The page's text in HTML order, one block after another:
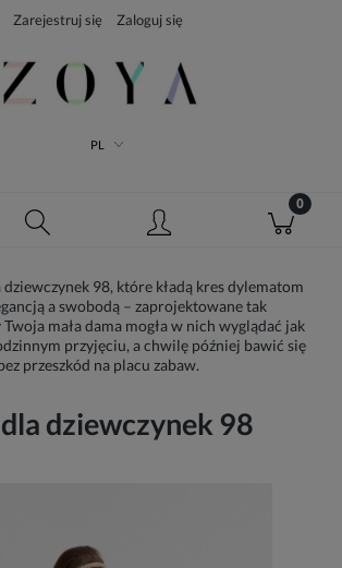
Zarejestruj się Zaloguj się
PL
98, które kładą kres dylematom
a swobodą – zaprojektowane tak
mała dama mogła w nich wyglądać jak
przyjęciu, a chwilę później bawić się
przeszkód na placu zabaw.
dziewczynek 98